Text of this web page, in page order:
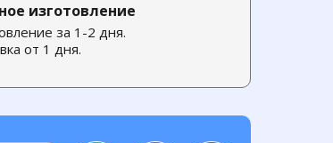
за 1-2 дня.
от 1 дня.
изготовление